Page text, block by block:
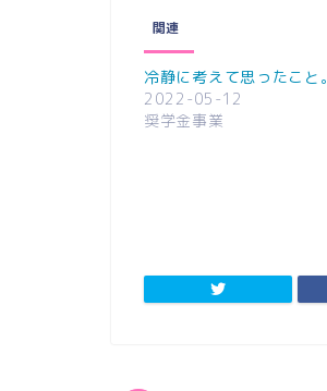
関連
冷静に考えて思ったこと。
2022-05-12
奨学金事業